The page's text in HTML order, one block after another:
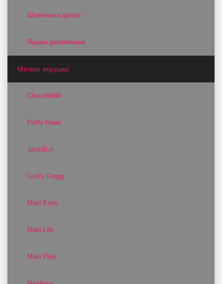
Шляпные коробки
Ящики деревянные
Мягкие игрушки
Choco&Milk
Fluffy Heart
Jack&Lin
Lucky Doggy
Maxi Eyes
Maxi Life
Maxi Play